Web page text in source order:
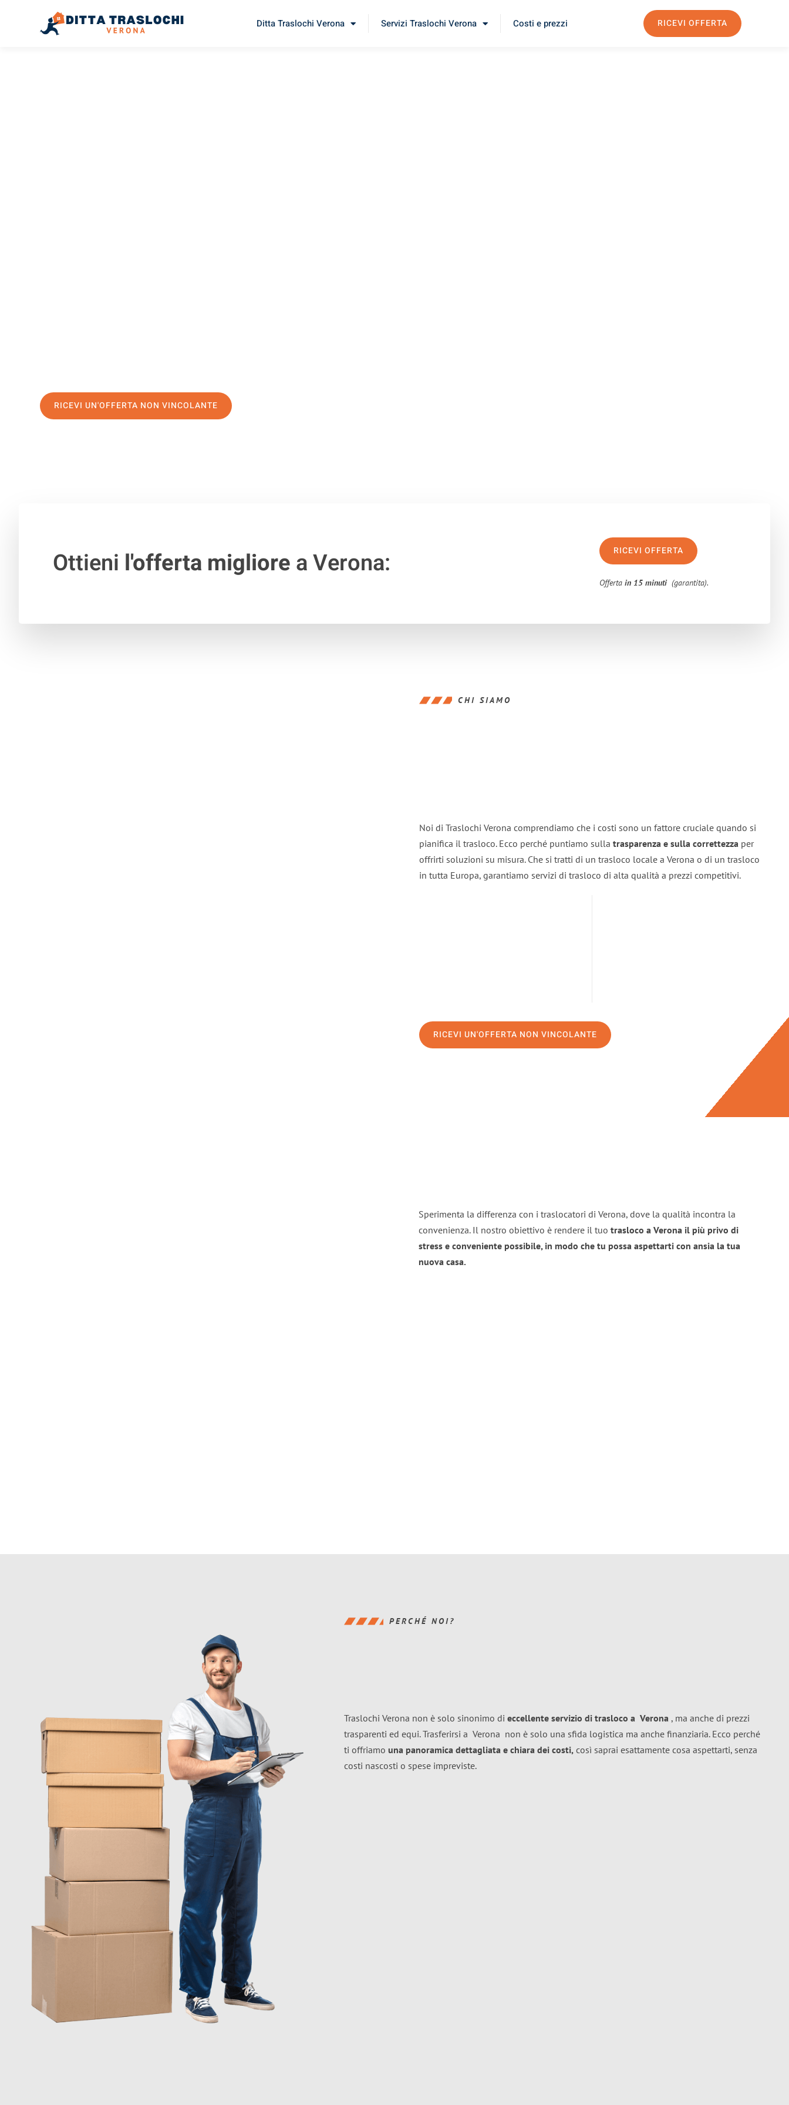
Ditta Traslochi Verona Servizi Traslochi Verona Costi e prezzi RICEVI OFFERTA
RICEVI UN'OFFERTA NON VINCOLANTE
Ottieni l'offerta migliorea Verona: RICEVI OFFERTA
Offertain 15 minuti (garantita).
CHI SIAMO
Noi di Traslochi Verona comprendiamo che i costi sono un fattore cruciale quando si
pianifica il trasloco. Ecco perché puntiamo sulla trasparenza e sulla correttezza per
offrirti soluzioni su misura. Che si tratti di un trasloco locale a Verona o di un trasloco
in tutta Europa, garantiamo servizi di trasloco di alta qualità a prezzi competitivi.
RICEVI UN'OFFERTA NON VINCOLANTE
Sperimenta la differenza con i traslocatori di Verona, dove la qualità incontra la
convenienza. Il nostro obiettivo è rendere il tuo trasloco a Verona il più privo di
stress e conveniente possibile, in modo che tu possa aspettarti con ansia la tua
nuova casa.
PERCHÉ NOI?
Traslochi Verona non è solo sinonimo di eccellente servizio di trasloco a Verona , ma anche di prezzi
trasparenti ed equi. Trasferirsi a Verona non è solo una sfida logistica ma anche finanziaria. Ecco perché
ti offriamo una panoramica dettagliata e chiara dei costi, così saprai esattamente cosa aspettarti, senza
costi nascosti o spese impreviste.